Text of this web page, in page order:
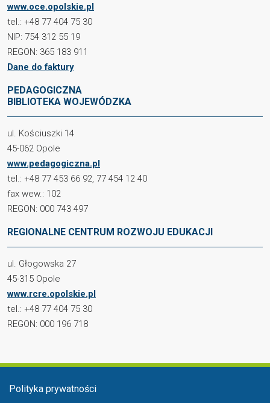
www.oce.opolskie.pl
tel.: +48 77 404 75 30
NIP: 754 312 55 19
REGON: 365 183 911
Dane do faktury
PEDAGOGICZNA
BIBLIOTEKA WOJEWÓDZKA
ul. Kościuszki 14
45-062 Opole
www.pedagogiczna.pl
tel.: +48 77 453 66 92, 77 454 12 40
fax wew.: 102
REGON: 000 743 497
REGIONALNE CENTRUM ROZWOJU EDUKACJI
ul. Głogowska 27
45-315 Opole
www.rcre.opolskie.pl
tel.: +48 77 404 75 30
REGON: 000 196 718
Menu stopka
Polityka prywatności